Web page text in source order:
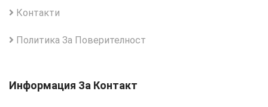
Контакти
Политика За Поверителност
Информация За Контакт